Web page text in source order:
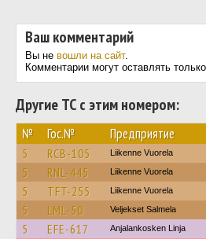
Ваш комментарий
Вы не вошли на сайт.
Комментарии могут оставлять
Другие ТС с этим номером:
№ Гос.№ Предприятие
5 RCB-105 Liikenne Vuorela
5 RNL-445 Liikenne Vuorela
5 TFT-255 Liikenne Vuorela
5 LML-50 Veljekset Salmela
5 EFE-617 Anjalankosken Linja